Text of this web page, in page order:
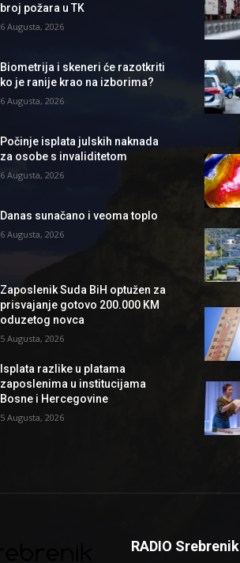
broj požara u TK
6 Augusta, 2026
Biometrija i skeneri će razotkriti
ko je ranije krao na izborima?
6 Augusta, 2026
Počinje isplata julskih naknada
za osobe s invaliditetom
6 Augusta, 2026
Danas sunačano i veoma toplo
6 Augusta, 2026
Zaposlenik Suda BiH optužen za
prisvajanje gotovo 200.000 KM
oduzetog novca
5 Augusta, 2026
Isplata razlike u platama
zaposlenima u institucijama
Bosne i Hercegovine
5 Augusta, 2026
RADIO Srebrenik